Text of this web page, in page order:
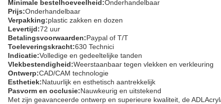
Minimale bestelhoeveelheid:Onderhandelbaar
Prijs:Onderhandelbaar
Verpakking:plastic zakken en dozen
Levertijd:72 uur
Betalingsvoorwaarden:Paypal of T/T
Toeleveringskracht:630 Technici
Indicatie:Volledige en gedeeltelijke tanden
Vlekbestendigheid:Weerstaanbaar tegen vlekken en verkleuring
Ontwerp:CAD/CAM technologie
Esthetiek:Natuurlijk en esthetisch aantrekkelijk
Pasvorm en occlusie:Nauwkeurig en uitstekend
Met zijn geavanceerde ontwerp en superieure kwaliteit, de ADL